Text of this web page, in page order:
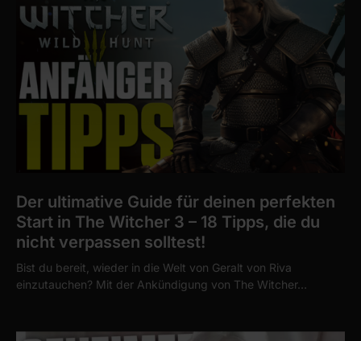
Der ultimative Guide für deinen perfekten
Start in The Witcher 3 – 18 Tipps, die du
nicht verpassen solltest!
Bist du bereit, wieder in die Welt von Geralt von Riva
einzutauchen? Mit der Ankündigung von The Witcher…